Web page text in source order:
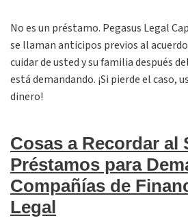
No es un préstamo. Pegasus Legal
se llaman anticipos previos al
cuidar de usted y su familia después
está demandando. ¡Si pierde el caso,
dinero!
Cosas a Recordar al
Préstamos para
Compañías de
Legal